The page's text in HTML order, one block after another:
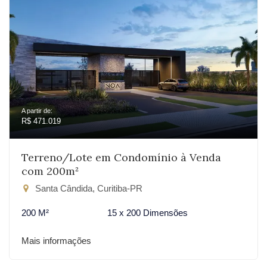
A partir de:
R$ 471.019
Terreno/Lote em Condomínio à Venda
com 200m²
Santa Cândida, Curitiba-PR
200 M² 15 x 200 Dimensões
Mais informações